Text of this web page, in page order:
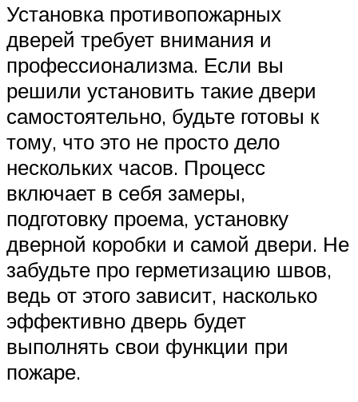
Установка противопожарных
дверей требует внимания и
профессионализма. Если вы
решили установить такие двери
самостоятельно, будьте готовы к
тому, что это не просто дело
нескольких часов. Процесс
включает в себя замеры,
подготовку проема, установку
дверной коробки и самой двери. Не
забудьте про герметизацию швов,
ведь от этого зависит, насколько
эффективно дверь будет
выполнять свои функции при
пожаре.